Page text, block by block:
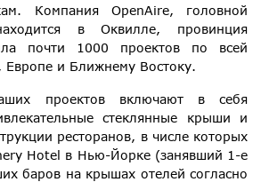
Компания OpenAire, головной
в Оквилле, провинция
почти 1000 проектов по всей
Европе и Ближнему Востоку.
проектов включают в себя
стеклянные крыши и
ресторанов, в числе которых
Hotel в Нью-Йорке (занявший 1-е
баров на крышах отелей согласно